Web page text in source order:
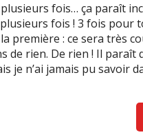
plusieurs fois… ça paraît
fois ! 3 fois pour
première : ce sera très
de rien. De rien ! Il paraît
je n’ai jamais pu savoir